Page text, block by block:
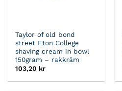
Taylor of old bond
street Eton College
shaving cream in bowl
150gram – rakkräm
103,20 kr